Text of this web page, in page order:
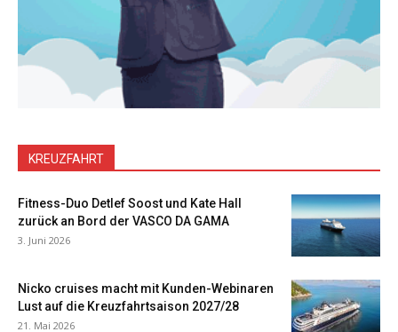
KREUZFAHRT
Fitness-Duo Detlef Soost und Kate Hall
zurück an Bord der VASCO DA GAMA
3. Juni 2026
Nicko cruises macht mit Kunden-Webinaren
Lust auf die Kreuzfahrtsaison 2027/28
21. Mai 2026